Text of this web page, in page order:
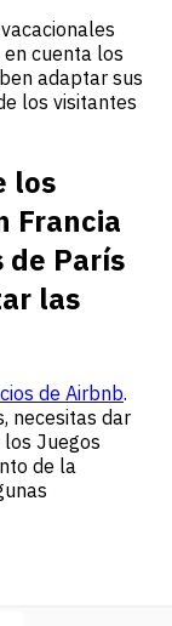
cuenta los
adaptar sus
los visitantes
los
Francia
de París
las
de Airbnb.
necesitas dar
Juegos
de la